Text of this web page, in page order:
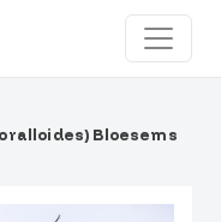
Bloesems